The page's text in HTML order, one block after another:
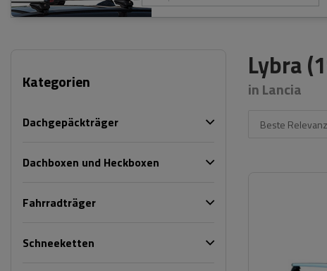
Kategorien
Dachgepäckträger
Dachboxen und Heckboxen
Fahrradträger
Schneeketten
Lybra
in Lancia
Beste Relevanz